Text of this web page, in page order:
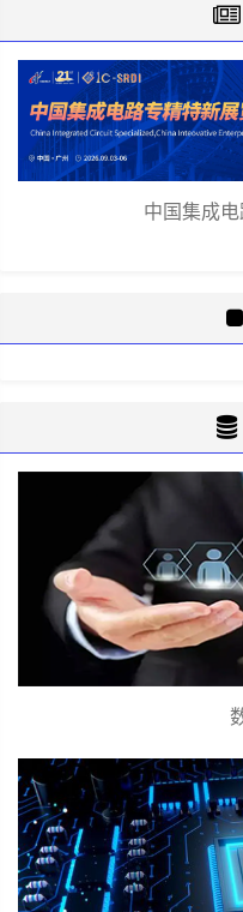
中国集成